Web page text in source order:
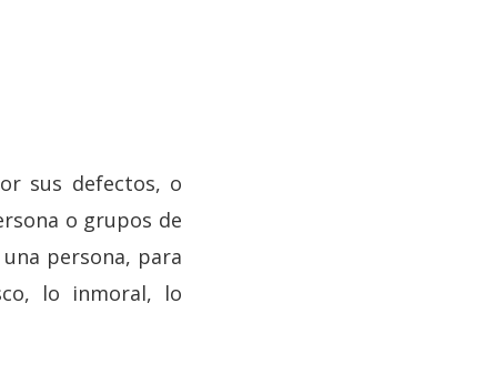
sus defectos, o
o grupos de
persona, para
lo inmoral, lo